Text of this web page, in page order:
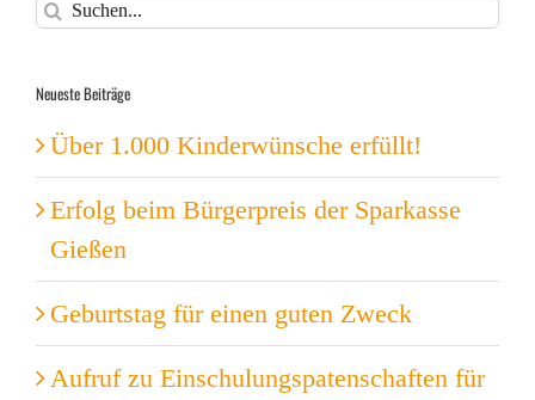
Suche
Neueste Beiträge
Über 1.000 Kinderwünsche erfüllt!
Erfolg beim Bürgerpreis der Sparkasse
Gießen
Geburtstag für einen guten Zweck
Aufruf zu Einschulungspatenschaften für